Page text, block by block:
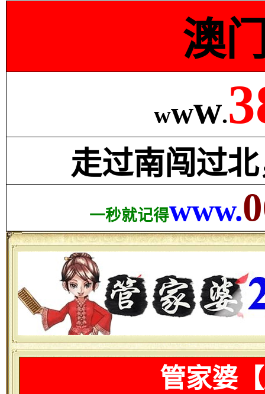
澳
www.
走过南闯过
一秒就记得www.
管家婆